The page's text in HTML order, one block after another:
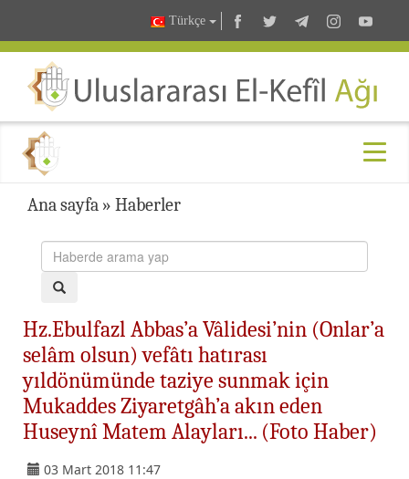
Türkçe
Ana sayfa » Haberler
Hz.Ebulfazl Abbas’a Vâlidesi’nin (Onlar’a
selâm olsun) vefâtı hatırası
yıldönümünde taziye sunmak için
Mukaddes Ziyaretgâh’a akın eden
Huseynî Matem Alayları... (Foto Haber)
03 Mart 2018 11:47